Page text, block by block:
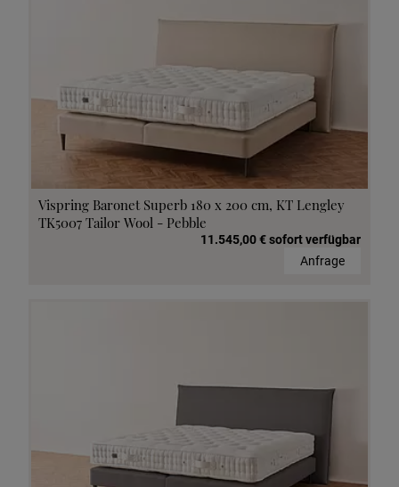
Vispring Baronet Superb 180 x 200 cm, KT Lengley
TK5007 Tailor Wool - Pebble
11.545,00 € sofort verfügbar
Anfrage